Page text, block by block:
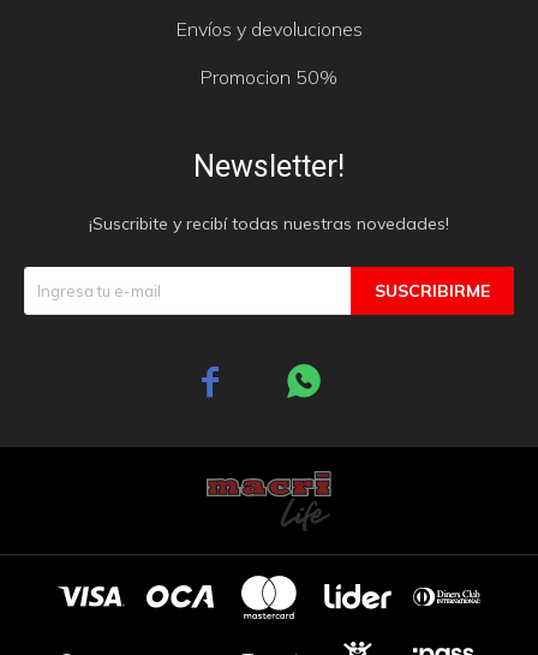
Envíos y devoluciones
Promocion 50%
Newsletter!
¡Suscribite y recibí todas nuestras novedades!
SUSCRIBIRME
 